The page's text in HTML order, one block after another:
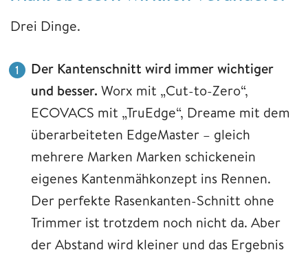
Drei Dinge.
Der Kantenschnitt wird immer wichtiger
und besser. Worx mit „Cut-to-Zero“,
ECOVACS mit „TruEdge“, Dreame mit dem
überarbeiteten EdgeMaster – gleich
mehrere Marken Marken schickenein
eigenes Kantenmähkonzept ins Rennen.
Der perfekte Rasenkanten-Schnitt ohne
Trimmer ist trotzdem noch nicht da. Aber
der Abstand wird kleiner und das Ergebnis